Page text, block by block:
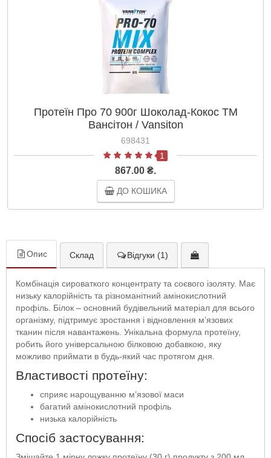
Протеїн Про 70 900г Шоколад-Кокос ТМ
Вансітон / Vansiton
698431
1
867.00 ₴.
ДО КОШИКА
Опис Склад Відгуки (1)
Комбінація сироваткого концентрату та соєвого ізоляту. Має
низьку калорійність та різноманітний амінокислотний
профіль. Білок – основний будівельний матеріал для всього
організму, підтримує зростання і відновлення м’язових
тканин після навантажень. Унікальна формула протеїну,
робить його універсальною білковою добавкою, яку
можливо приймати в будь-який час протягом дня.
Властивості протеїну:
сприяє нарощуванню м’язової маси
багатий амінокислотний профіль
низька калорійність
Спосіб застосування: